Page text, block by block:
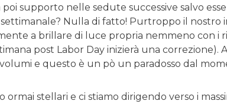
supporto nelle sedute successive salvo
settimanale? Nulla di fatto! Purtroppo il
a brillare di luce propria nemmeno con i
post Labor Day inizierà una
e questo è un pò un paradosso dal
ormai stellari e ci stiamo dirigendo verso i